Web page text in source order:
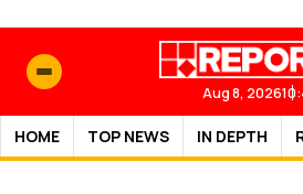
Aug 8, 2026
HOME TOP NEWS IN DEPTH